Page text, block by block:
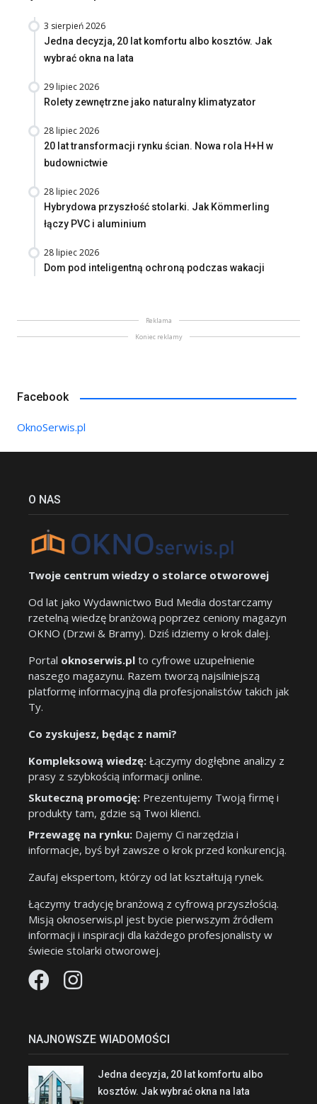
3 sierpień 2026
Jedna decyzja, 20 lat komfortu albo kosztów. Jak
wybrać okna na lata
29 lipiec 2026
Rolety zewnętrzne jako naturalny klimatyzator
28 lipiec 2026
20 lat transformacji rynku ścian. Nowa rola H+H w
budownictwie
28 lipiec 2026
Hybrydowa przyszłość stolarki. Jak Kömmerling
łączy PVC i aluminium
28 lipiec 2026
Dom pod inteligentną ochroną podczas wakacji
Reklama
Koniec reklamy
Facebook
OknoSerwis.pl
O NAS
Twoje centrum wiedzy o stolarce otworowej
Od lat jako Wydawnictwo Bud Media dostarczamy
rzetelną wiedzę branżową poprzez ceniony magazyn
OKNO (Drzwi & Bramy). Dziś idziemy o krok dalej.
Portal oknoserwis.pl to cyfrowe uzupełnienie
naszego magazynu. Razem tworzą najsilniejszą
platformę informacyjną dla profesjonalistów takich jak
Ty.
Co zyskujesz, będąc z nami?
Kompleksową wiedzę: Łączymy dogłębne analizy z
prasy z szybkością informacji online.
Skuteczną promocję: Prezentujemy Twoją firmę i
produkty tam, gdzie są Twoi klienci.
Przewagę na rynku: Dajemy Ci narzędzia i
informacje, byś był zawsze o krok przed konkurencją.
Zaufaj ekspertom, którzy od lat kształtują rynek.
Łączymy tradycję branżową z cyfrową przyszłością.
Misją oknoserwis.pl jest bycie pierwszym źródłem
informacji i inspiracji dla każdego profesjonalisty w
świecie stolarki otworowej.
NAJNOWSZE WIADOMOŚCI
Jedna decyzja, 20 lat komfortu albo
kosztów. Jak wybrać okna na lata